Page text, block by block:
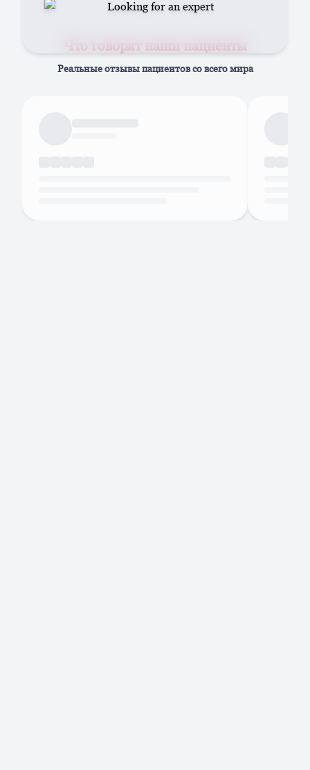
Что говорят наши пациенты
Реальные отзывы пациентов со всего мира